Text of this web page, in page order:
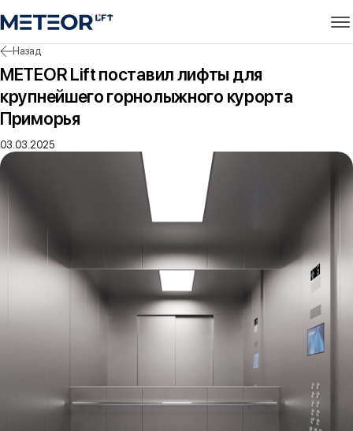
Назад
METEOR Lift поставил лифты для
крупнейшего горнолыжного курорта
Приморья
03.03.2025